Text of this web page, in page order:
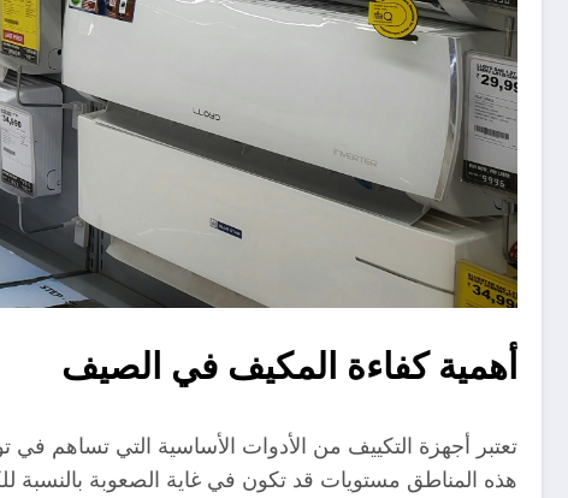
أهمية كفاءة المكيف في الصيف
تعتبر أجهزة التكييف من الأدوات الأساسية التي تساهم
هذه المناطق مستويات قد تكون في غاية الصعوبة بالنسبة